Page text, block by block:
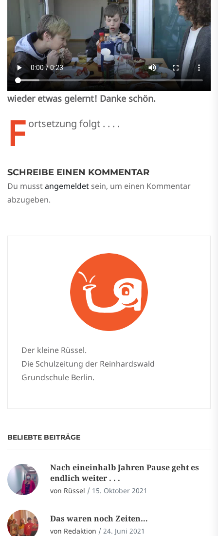
wieder etwas gelernt! Danke schön.
F ortsetzung folgt . . . .
SCHREIBE EINEN KOMMENTAR
Du musstangemeldet sein, um einen Kommentar
abzugeben.
Der kleine Rüssel.
Die Schulzeitung der Reinhardswald
Grundschule Berlin.
BELIEBTE BEITRÄGE
Nach eineinhalb Jahren Pause geht es
endlich weiter . . .
von Rüssel / 15. Oktober 2021
Das waren noch Zeiten…
von Redaktion / 24. Juni 2021